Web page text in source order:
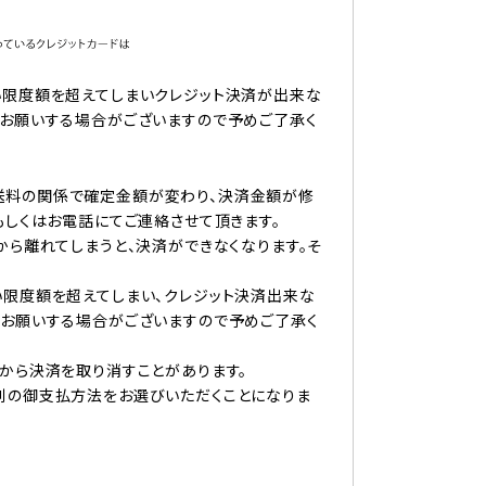
度額を超えてしまいクレジット決済が出来な
願いする場合がございますので予めご了承く
の関係で確定金額が変わり、決済金額が修
くはお電話にてご連絡させて頂きます。
離れてしまうと、決済ができなくなります。そ
度額を超えてしまい、クレジット決済出来な
願いする場合がございますので予めご了承く
決済を取り消すことがあります。
御支払方法をお選びいただくことになりま